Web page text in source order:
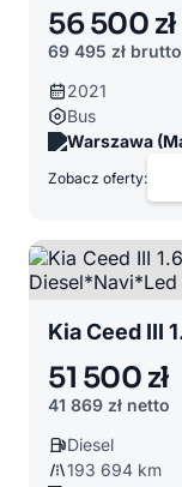
56 500 zł
69 495 zł brutto
2021
Bus
Warszawa
Zobacz oferty:
51 500 zł
41 869 zł netto
Diesel
193 694 km